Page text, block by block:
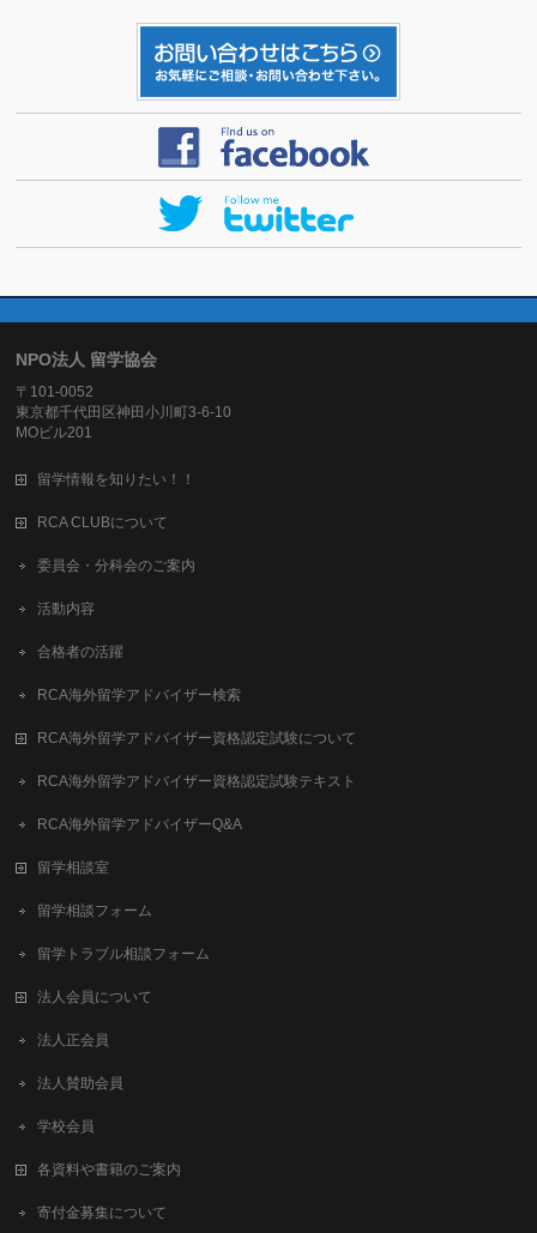
NPO法人 留学協会
〒101-0052
東京都千代田区神田小川町3-6-10
MOビル201
留学情報を知りたい！！
RCA CLUBについて
委員会・分科会のご案内
活動内容
合格者の活躍
RCA海外留学アドバイザー検索
RCA海外留学アドバイザー資格認定試験について
RCA海外留学アドバイザー資格認定試験テキスト
RCA海外留学アドバイザーQ&A
留学相談室
留学相談フォーム
留学トラブル相談フォーム
法人会員について
法人正会員
法人賛助会員
学校会員
各資料や書籍のご案内
寄付金募集について